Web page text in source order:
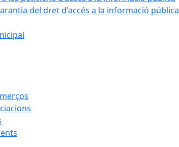
del dret d'accés a la informació pública